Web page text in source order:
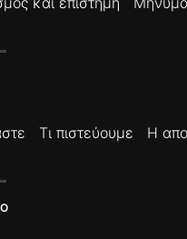
Τι πιστεύουμε Η